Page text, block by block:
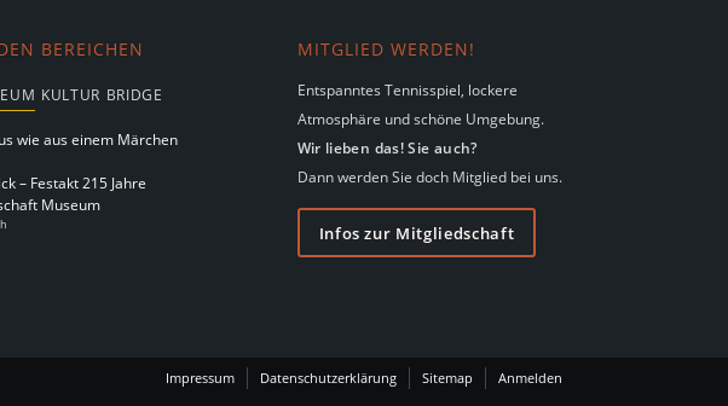
BEREICHEN
KULTUR BRIDGE
wie aus einem Märchen
– Festakt 215 Jahre
Museum
MITGLIED WERDEN!
Entspanntes Tennisspiel, lockere
Atmosphäre und schöne Umgebung.
Wir lieben das! Sie auch?
Dann werden Sie doch Mitglied bei uns.
Infos zur Mitgliedschaft
Impressum Datenschutzerklärung Sitemap Anmelden